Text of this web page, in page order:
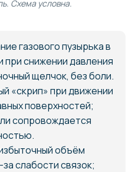
Схема условна.
газового пузырька в
при снижении давления
щелчок, без боли.
«скрип» при движении
поверхностей;
сопровождается
объём
слабости связок;